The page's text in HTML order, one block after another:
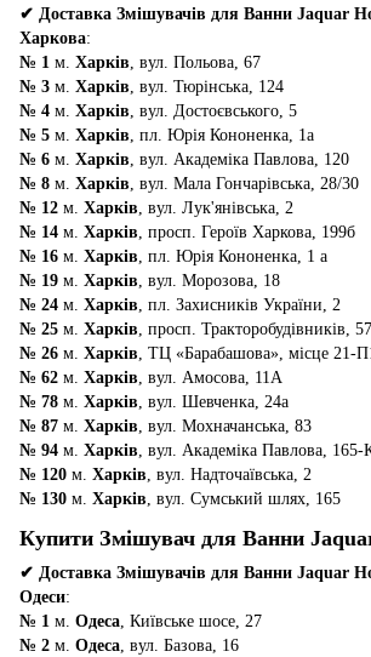
✔ Доставка Змішувачів для Ванни Jaquar
Харкова:
№ 1 м. Харків, вул. Польова, 67
№ 3 м. Харків, вул. Тюрінська, 124
№ 4 м. Харків, вул. Достоєвського, 5
№ 5 м. Харків, пл. Юрія Кононенка, 1а
№ 6 м. Харків, вул. Академіка Павлова, 120
№ 8 м. Харків, вул. Мала Гончарівська, 28/30
№ 12 м. Харків, вул. Лук'янівська, 2
№ 14 м. Харків, просп. Героїв Харкова, 199б
№ 16 м. Харків, пл. Юрія Кононенка, 1 а
№ 19 м. Харків, вул. Морозова, 18
№ 24 м. Харків, пл. Захисників України, 2
№ 25 м. Харків, просп. Тракторобудівників,
№ 26 м. Харків, ТЦ «Барабашова», місце 21-
№ 62 м. Харків, вул. Амосова, 11А
№ 78 м. Харків, вул. Шевченка, 24а
№ 87 м. Харків, вул. Мохначанська, 83
№ 94 м. Харків, вул. Академіка Павлова, 165-
№ 120 м. Харків, вул. Надточаївська, 2
№ 130 м. Харків, вул. Сумський шлях, 165
Купити Змішувач для Ванни
✔ Доставка Змішувачів для Ванни Jaquar
Одеси:
№ 1 м. Одеса, Київське шосе, 27
№ 2 м. Одеса, вул. Базова, 16